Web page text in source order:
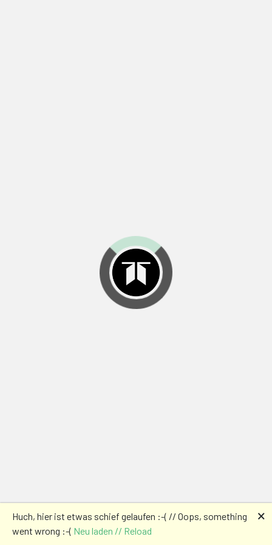
Huch, hier ist etwas schief gelaufen :-( // Oops, something
went wrong :-( Neu laden // Reload
🗙